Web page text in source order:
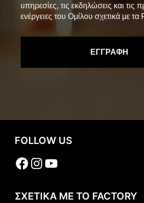
υπηρεσίες, τις εκδηλώσεις και τις
ενέργειες του Ομίλου σχετικά με
FOLLOW US
Facebook
Instagram
YouTube
ΣΧΕΤΙΚΑ ΜΕ ΤΟ FACTORY